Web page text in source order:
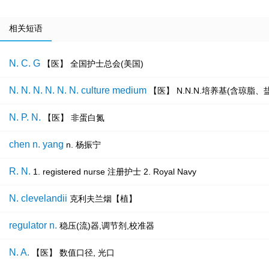
相关短语
N. C. G 【医】 全国护士总会(美国)
N. N. N. N. N. N. culture medium 【医】 N.N.N.培养基(含琼脂
N. P. N. 【医】 非蛋白氮
chen n. yang n. 杨振宁
R. N. 1. registered nurse 注册护士 2. Royal Navy
N. clevelandii 克利夫兰烟【植】
regulator n. 稳压(流)器,调节剂,校准器
N. A. 【医】 数值口径, 光口